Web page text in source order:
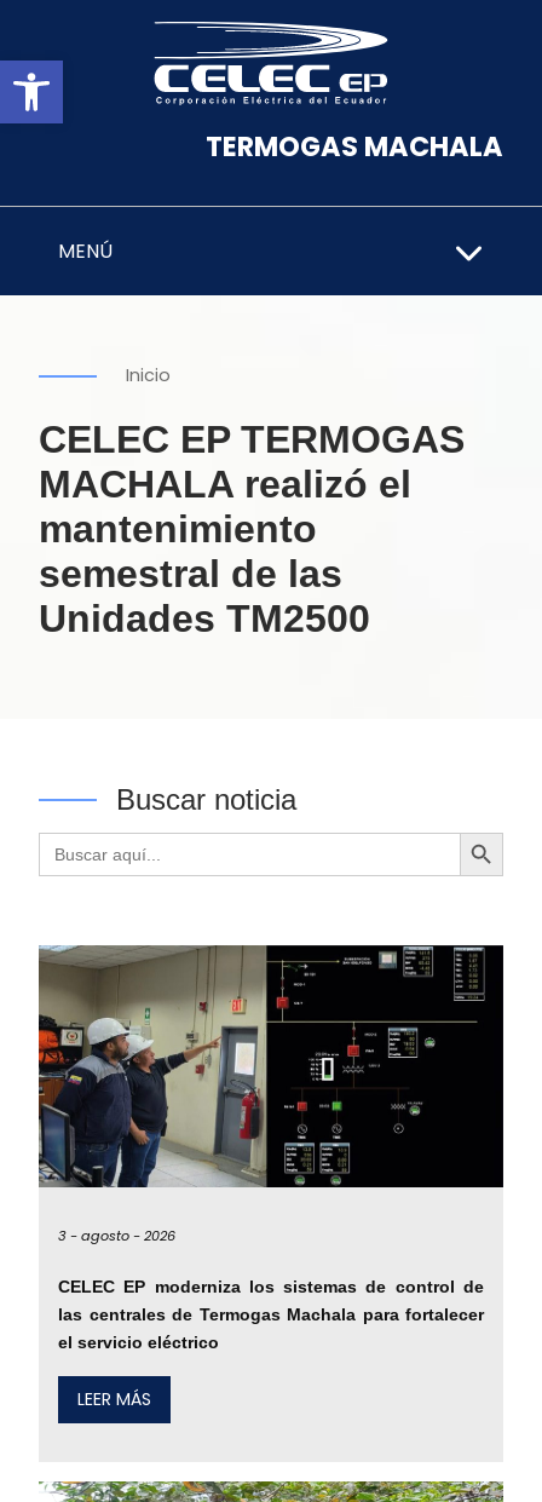
Abrir barra de herramientas
TERMOGAS MACHALA
MENÚ
Inicio
CELEC EP TERMOGAS
MACHALA realizó el
mantenimiento
semestral de las
Unidades TM2500
Buscar noticia
Buscar: Botón de búsqueda
3 -agosto -2026
CELEC EP moderniza los sistemas de control de
las centrales de Termogas Machala para fortalecer
el servicio eléctrico
LEER MÁS